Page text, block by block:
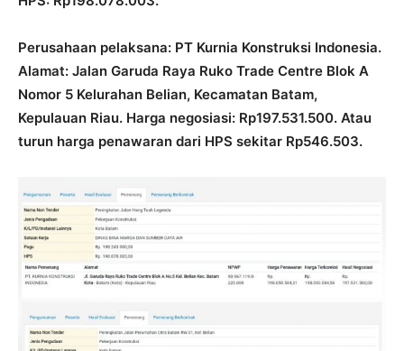
Perusahaan pelaksana: PT Kurnia Konstruksi Indonesia.
Alamat: Jalan Garuda Raya Ruko Trade Centre Blok A
Nomor 5 Kelurahan Belian, Kecamatan Batam,
Kepulauan Riau. Harga negosiasi: Rp197.531.500. Atau
turun harga penawaran dari HPS sekitar Rp546.503.